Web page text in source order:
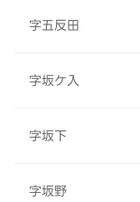
字五反田
字坂ケ入
字坂下
字坂野